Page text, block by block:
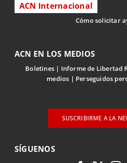
ACN Internacional
Cómo solicitar
ACN EN LOS MEDIOS
Boletines Informe de Libertad
medios
Perseguidos
SUSCRIBIRME A LA
SÍGUENOS